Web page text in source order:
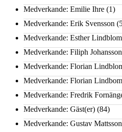
Medverkande: Emilie Ihre (1)
Medverkande: Erik Svensson
Medverkande: Esther
Medverkande: Filiph Johansson
Medverkande: Florian
Medverkande: Florian
Medverkande: Fredrik
Medverkande: Gäst(er) (84)
Medverkande: Gustav Mattsson